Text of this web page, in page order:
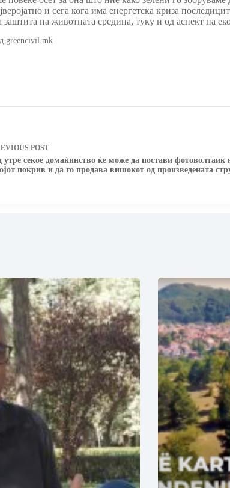
и сега кога има енергетска криза
заштита на животната средина, туку и од аспект на
greencivil.mk
POST
утре секое домаќинство ќе може да постави фотоволтаик
покрив и да го продава вишокот од произведената